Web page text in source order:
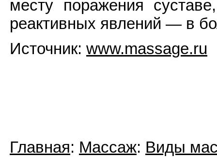
месту поражения
реактивных явлений — в
Источник: www.massage.ru
Главная: Массаж: Виды